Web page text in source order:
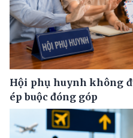
Hội phụ huynh không
ép buộc đóng góp